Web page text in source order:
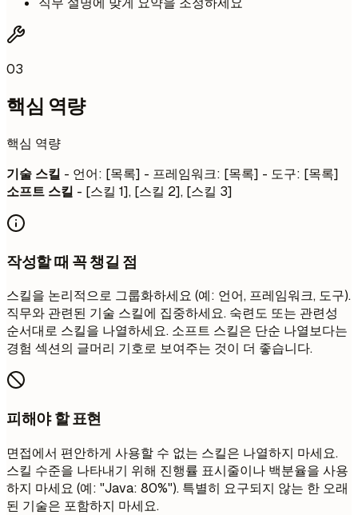
03
핵심 역량
핵심 역량
기술 스킬 - 언어: [목록] - 프레임워크: [목록] - 도구: [목록]
소프트 스킬 - [스킬 1], [스킬 2], [스킬 3]
작성할 때 꼭 챙길 점
스킬을 논리적으로 그룹화하세요 (예: 언어, 프레임워크, 도구).
직무와 관련된 기술 스킬에 집중하세요. 숙련도 또는 관련성
순서대로 스킬을 나열하세요. 소프트 스킬은 단순 나열보다는
경험 섹션의 글머리 기호로 보여주는 것이 더 좋습니다.
피해야 할 표현
면접에서 편안하게 사용할 수 없는 스킬은 나열하지 마세요.
스킬 수준을 나타내기 위해 진행률 표시줄이나 백분율을 사용
하지 마세요 (예: "Java: 80%"). 특별히 요구되지 않는 한 오래
된 기술은 포함하지 마세요.